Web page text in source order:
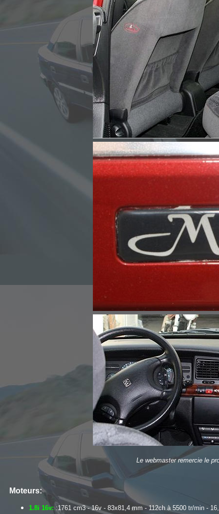
Le webmaster remercie le
Moteurs:
1.8i 16v: :1761 cm3 - 16v - 83x81,4 mm - 112ch à 5500 tr/min -